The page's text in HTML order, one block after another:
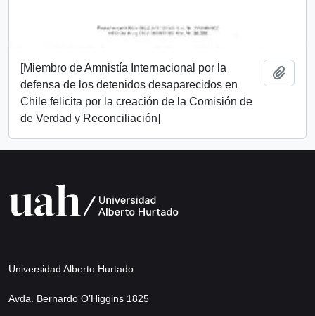
[Miembro de Amnistía Internacional por la
defensa de los detenidos desaparecidos en
Chile felicita por la creación de la Comisión de
de Verdad y Reconciliación]
Universidad Alberto Hurtado
Avda. Bernardo O’Higgins 1825